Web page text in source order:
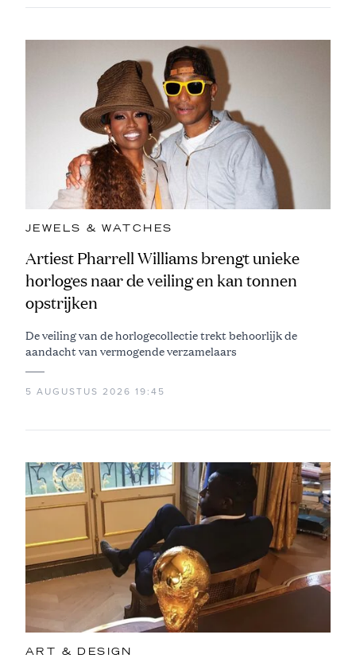
JEWELS & WATCHES
Artiest Pharrell Williams brengt unieke
horloges naar de veiling en kan tonnen
opstrijken
De veiling van de horlogecollectie trekt behoorlijk de
aandacht van vermogende verzamelaars
5 AUGUSTUS 2026 19:45
ART & DESIGN